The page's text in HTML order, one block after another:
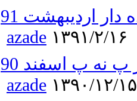
اردیبهشت 91
azade ۱۳۹۱/۲/۱۶
نه پ اسفند 90
azade ۱۳۹۰/۱۲/۱۵